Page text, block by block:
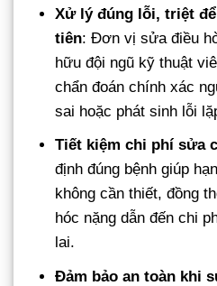
Xử lý đúng lỗi, triệt
tiên: Đơn vị sửa điều
hữu đội ngũ kỹ thuật
chẩn đoán chính xác
sai hoặc phát sinh lỗi
Tiết kiệm chi phí sửa
định đúng bệnh giúp
không cần thiết, đồng
hóc nặng dẫn đến chi
lai.
Đảm bảo an toàn khi